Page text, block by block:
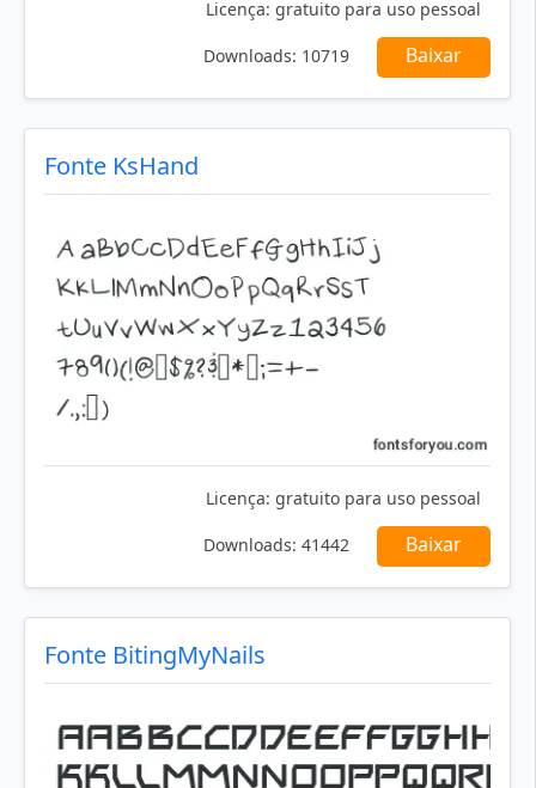
Licença: gratuito para uso pessoal
Downloads: 10719 Baixar
Fonte KsHand
Licença: gratuito para uso pessoal
Downloads: 41442 Baixar
Fonte BitingMyNails